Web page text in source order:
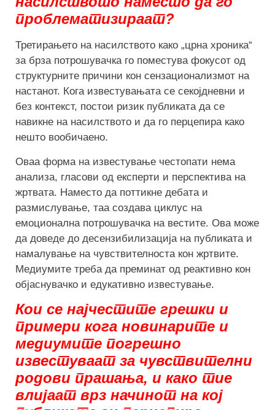
проблематизираат?
Третирањето на насилството како „црна хроника“
за брза потрошувачка го поместува фокусот од
структурните причини кон сензационализмот на
настанот. Кога известувањата се секојдневни и
без контекст, постои ризик публиката да се
навикне на насилството и да го перцепира како
нешто вообичаено.
Оваа форма на известување честопати нема
анализа, гласови од експерти и перспектива на
жртвата. Наместо да поттикне дебата и
размислување, таа создава циклус на
емоционална потрошувачка на вестите. Ова може
да доведе до десензибилизација на публиката и
намалување на чувствителноста кон жртвите.
Медиумите треба да преминат од реактивно кон
објаснувачко и едукативно известување.
Кои се најчестите грешки и
примери кога новинарите и
медиумите погрешно
известуваат за чувствителни
родови прашања, и како тие
влијаат врз начинот на кој